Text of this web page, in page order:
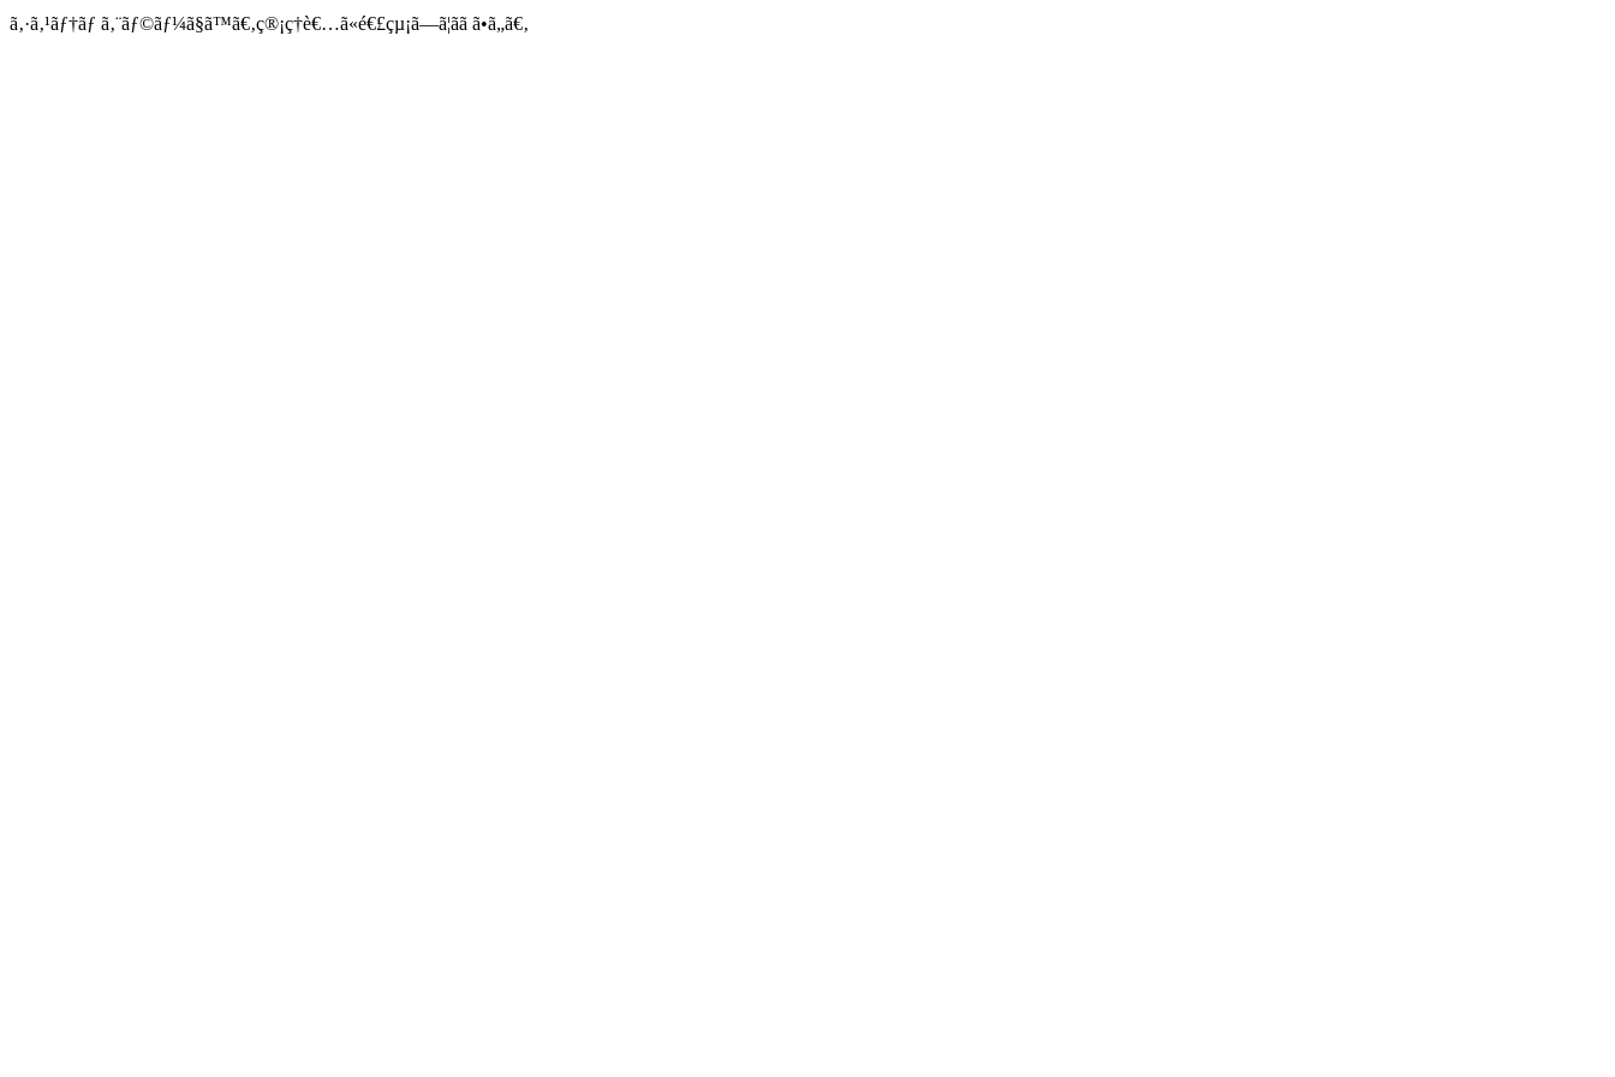
ã‚·ã‚¹ãƒ†ãƒ ã‚¨ãƒ©ãƒ¼ã§ã™ã€‚ç®¡ç†è€…ã«é€£çµ¡ã—ã¦ãã ã•ã„ã€‚